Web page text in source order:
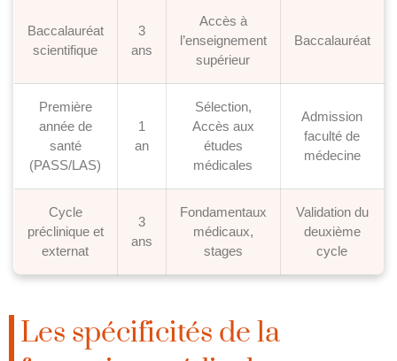
Baccalauréat
scientifique
3
ans
Accès à
l’enseignement
supérieur
Baccalauréat
Première
année de
santé
(PASS/LAS)
1
an
Sélection,
Accès aux
études
médicales
Admission
faculté de
médecine
Cycle
préclinique et
externat
3
ans
Fondamentaux
médicaux,
stages
Validation du
deuxième
cycle
Les spécificités de la